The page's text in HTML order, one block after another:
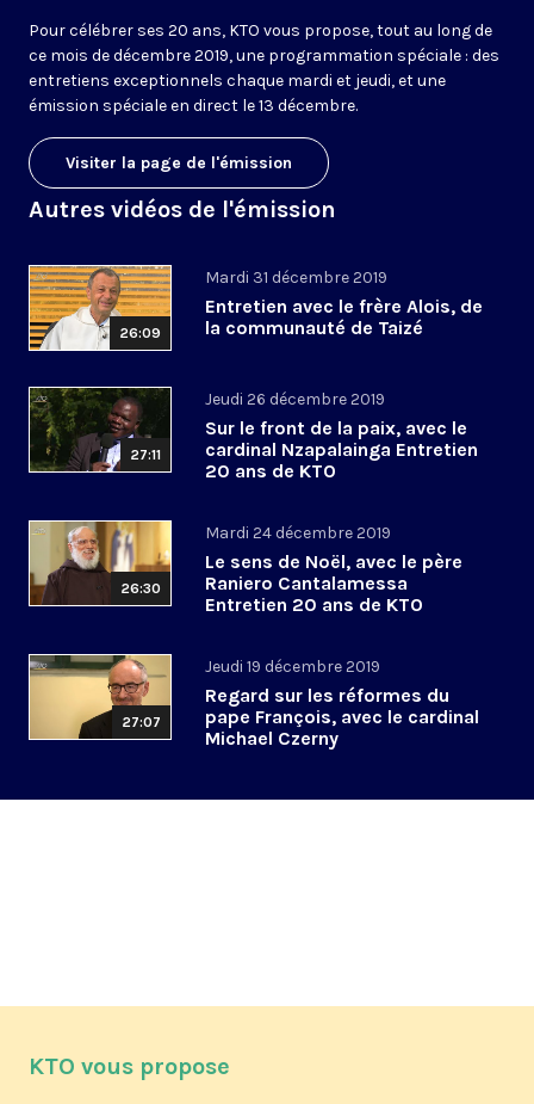
Pour célébrer ses 20 ans, KTO vous propose, tout au long de
ce mois de décembre 2019, une programmation spéciale : des
entretiens exceptionnels chaque mardi et jeudi, et une
émission spéciale en direct le 13 décembre.
Visiter la page de l'émission
Autres vidéos de l'émission
26:09
Mardi 31 décembre 2019
Entretien avec le frère Alois, de
la communauté de Taizé
27:11
Jeudi 26 décembre 2019
Sur le front de la paix, avec le
cardinal Nzapalainga Entretien
20 ans de KTO
26:30
Mardi 24 décembre 2019
Le sens de Noël, avec le père
Raniero Cantalamessa
Entretien 20 ans de KTO
27:07
Jeudi 19 décembre 2019
Regard sur les réformes du
pape François, avec le cardinal
Michael Czerny
KTO vous propose